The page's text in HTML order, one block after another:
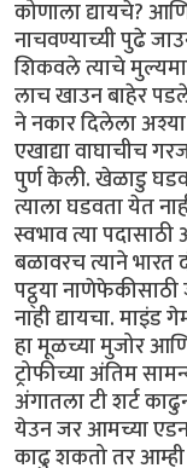
कोणाला द्यायचे?
नाचवण्याच्यी पुढे
शिकवले त्याचे
लाच खाउन बाहेर
ने नकार दिलेला
एखाद्या वाघाचीच
पुर्ण केली. खेळाडु
त्याला घडवता येत
स्वभाव त्या पदासाठी
बळावरच त्याने भारत
पट्ठ्या
नाही द्यायचा. माइंड
हा मूळच्या मुजोर
ट्रोफीच्या अंतिम
अंगातला टी शर्ट
येउन जर आमच्या एडन
काढु शकतो तर आम्ही